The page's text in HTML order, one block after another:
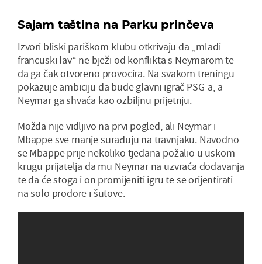
Sajam taština na Parku prinčeva
Izvori bliski pariškom klubu otkrivaju da „mladi
francuski lav“ ne bježi od konflikta s Neymarom te
da ga čak otvoreno provocira. Na svakom treningu
pokazuje ambiciju da bude glavni igrač PSG-a, a
Neymar ga shvaća kao ozbiljnu prijetnju.
Možda nije vidljivo na prvi pogled, ali Neymar i
Mbappe sve manje surađuju na travnjaku. Navodno
se Mbappe prije nekoliko tjedana požalio u uskom
krugu prijatelja da mu Neymar na uzvraća dodavanja
te da će stoga i on promijeniti igru te se orijentirati
na solo prodore i šutove.